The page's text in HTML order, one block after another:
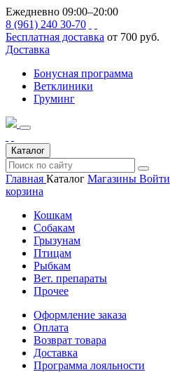
Ежедневно 09:00–20:00
8 (961) 240 30-70
Бесплатная доставка от 700 руб.
Доставка
Бонусная программа
Ветклиники
Груминг
Каталог
Главная Каталог Магазины Войти
корзина
Кошкам
Собакам
Грызунам
Птицам
Рыбкам
Вет. препараты
Прочее
Оформление заказа
Оплата
Возврат товара
Доставка
Программа лояльности